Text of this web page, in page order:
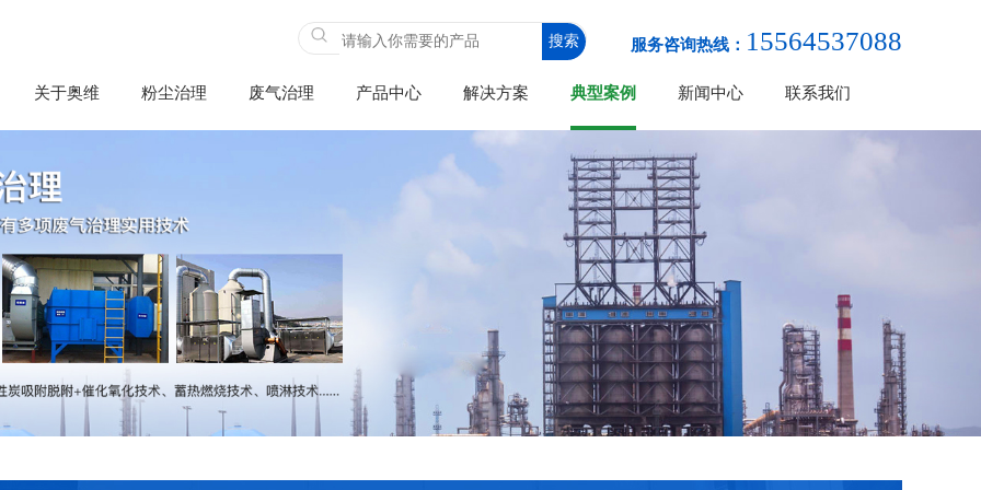
服务咨询热线： 15564537088
关于奥维 粉尘治理 废气治理 产品中心 解决方案 典型案例 新闻中心 联系我们